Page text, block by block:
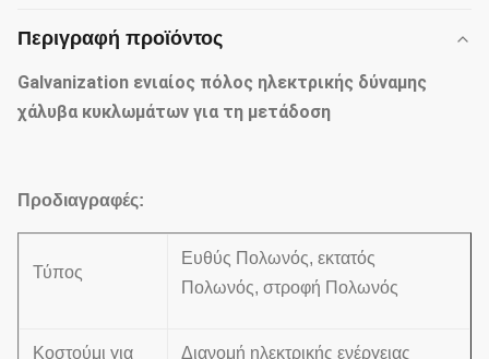
Περιγραφή προϊόντος
Galvanization ενιαίος πόλος ηλεκτρικής δύναμης
χάλυβα κυκλωμάτων για τη μετάδοση
Προδιαγραφές:
Τύπος
Ευθύς Πολωνός, εκτατός
Πολωνός, στροφή Πολωνός
Κοστούμι για Διανομή ηλεκτρικής ενέργειας